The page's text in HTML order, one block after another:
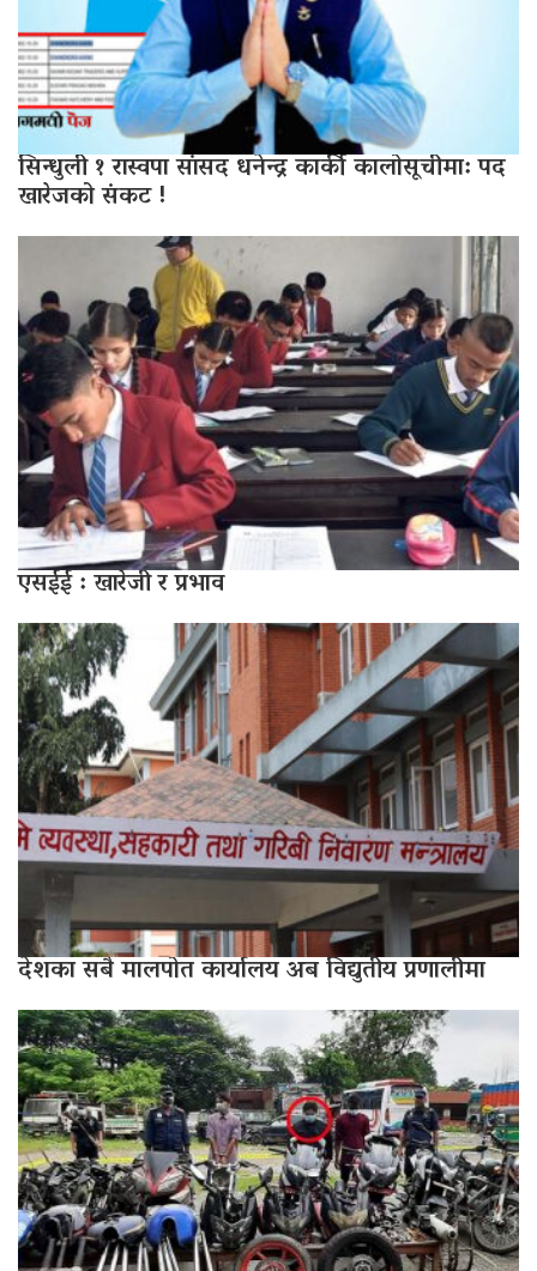
सिन्धुली १ रास्वपा सांसद धनेन्द्र कार्की कालोसूचीमा: पद
खारेजको संकट !
एसईई : खारेजी र प्रभाव
देशका सबै मालपोत कार्यालय अब विद्युतीय प्रणालीमा